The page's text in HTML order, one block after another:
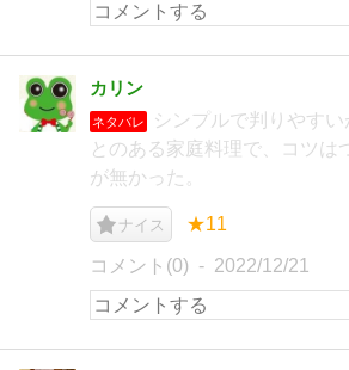
カリン
ネタバレ
シンプルで判りやす
とのある家庭料理で、コツは
が無かった。
ナイス ★11
コメント(0) 2022/12/21